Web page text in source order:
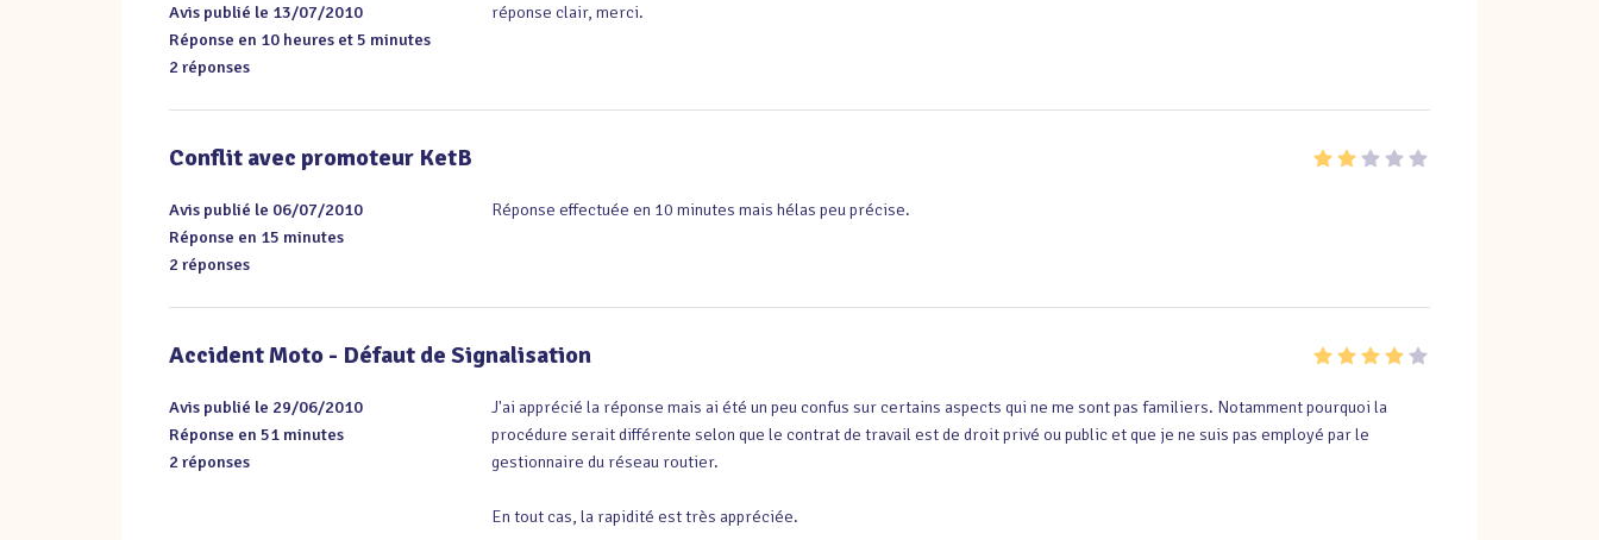
Avis publié le 13/07/2010
Réponse en 10 heures et 5 minutes
2 réponses
réponse clair, merci.
Conflit avec promoteur KetB
Avis publié le 06/07/2010
Réponse en 15 minutes
2 réponses
Réponse effectuée en 10 minutes mais hélas peu précise.
Accident Moto - Défaut de Signalisation
Avis publié le 29/06/2010
Réponse en 51 minutes
2 réponses
J'ai apprécié la réponse mais ai été un peu confus sur certains aspects qui ne me sont pas familiers. Notamment pourquoi la
procédure serait différente selon que le contrat de travail est de droit privé ou public et que je ne suis pas employé par le
gestionnaire du réseau routier.
En tout cas, la rapidité est très appréciée.